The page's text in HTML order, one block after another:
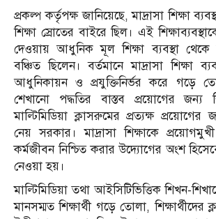
প্রকল্প কর্তৃপক্ষ জানিয়েছে, মাদ্রাসা শিক্ষা
শিক্ষা স্রোতের বাইরে ছিল। এই
দেওয়ায় আধুনিক মূল শিক্ষা ব্যবস্থা থেকে
বঞ্চিত ছিলেন। বর্তমানে মাদ্রাসা শিক্ষা
আধুনিকায়ন ও প্রযুক্তিনির্ভর করে গড়ে
শেখানো পদ্ধতির বাস্তব প্রয়োগের জন্য
মাল্টিমিডিয়া ক্লাসরুমের প্রত্যক্ষ প্রয়োগের
নেয় সরকার। মাদ্রাসা শিক্ষাকে প্রয়োগমুখী
কর্মজীবন নিশ্চিত করার উদ্যোগের অংশ
নেওয়া হয়।
মাল্টিমিডিয়া তথা আইসিটিভিত্তিক শিখন-
মানসম্মত শিক্ষার্থী গড়ে তোলা,